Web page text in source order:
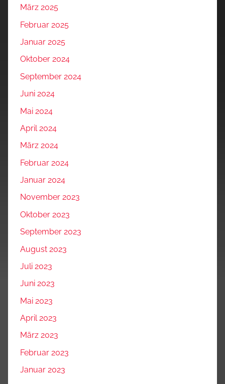
März 2025
Februar 2025
Januar 2025
Oktober 2024
September 2024
Juni 2024
Mai 2024
April 2024
März 2024
Februar 2024
Januar 2024
November 2023
Oktober 2023
September 2023
August 2023
Juli 2023
Juni 2023
Mai 2023
April 2023
März 2023
Februar 2023
Januar 2023